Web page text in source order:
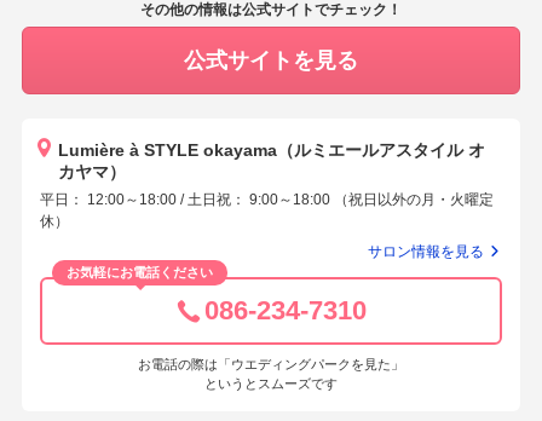
その他の情報は公式サイトでチェック！
公式サイトを見る
Lumière à STYLE okayama（ルミエールアスタイル オ
カヤマ）
平日： 12:00～18:00 / 土日祝： 9:00～18:00 （祝日以外の月・火曜定
休）
サロン情報を見る
お気軽にお電話ください
086-234-7310
お電話の際は「ウエディングパークを見た」
というとスムーズです